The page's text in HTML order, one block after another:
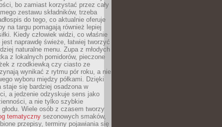
bo zamiast korzystać przez cały
zestawu składników, trzeba
do tego, co aktualnie oferuje
na targu pomagają również lepiej
Kiedy człowiek widzi, co właśnie
naprawdę świeże, łatwiej tworzyć
naturalne menu. Zupa z młodych
z lokalnych pomidorów, pieczone
z rzodkiewką czy ciasto ze
wynikać z rytmu pór roku, a nie
wyboru między półkami. Dzięki
staje się bardziej osadzona w
a jedzenie odzyskuje sens jako
a nie tylko szybkie
Wiele osób z czasem tworzy
tematyczny sezonowych smaków,
przepisy, terminy pojawiania się